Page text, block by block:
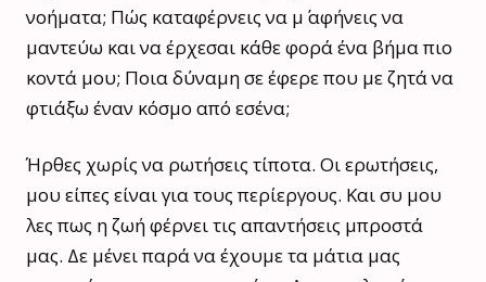
νοήματα; Πώς καταφέρνεις να μ΄ αφήνεις να
μαντεύω και να έρχεσαι κάθε φορά ένα βήμα πιο
κοντά μου; Ποια δύναμη σε έφερε που με ζητά να
φτιάξω έναν κόσμο από εσένα;
Ήρθες χωρίς να ρωτήσεις τίποτα. Οι ερωτήσεις,
μου είπες είναι για τους περίεργους. Και συ μου
λες πως η ζωή φέρνει τις απαντήσεις μπροστά
μας. Δε μένει παρά να έχουμε τα μάτια μας